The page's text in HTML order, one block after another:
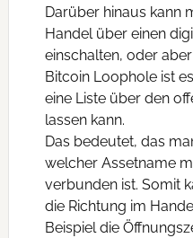
Darüber hinaus kann
Handel über einen
einschalten, oder
Bitcoin Loophole ist
eine Liste über den
lassen kann.
Das bedeutet, das
welcher Assetname
verbunden ist. Somit
die Richtung im
Beispiel die